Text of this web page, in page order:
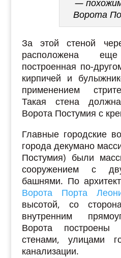
—
Ворота
За этой стеной
расположена
построенная по-
кирпичей и
применением
Такая стена
Ворота Постумия с
Главные городские
города декумано
Постумия) были
сооружением с
башнями. По
Ворота Порта
высотой, со
внутренним
Ворота построены
стенами, улицами
канализации.